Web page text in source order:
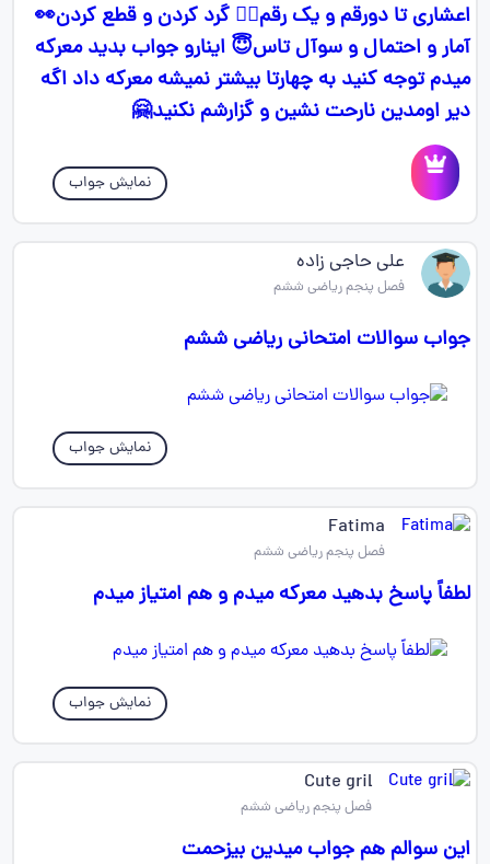
اعشاری تا دورقم و یک رقم😶‍🌫️ گرد کردن و قطع کردن👀
آمار و احتمال و سوآل تاس😇 اینارو جواب بدید معرکه
میدم توجه کنید به چهارتا بیشتر نمیشه معرکه داد اگه
دیر اومدین نارحت نشین و گزارشم نکنید🤗
نمایش جواب
علی حاجی زاده
فصل پنجم ریاضی ششم
جواب سوالات امتحانی ریاضی ششم
نمایش جواب
Fatima
فصل پنجم ریاضی ششم
لطفاً پاسخ بدهید معرکه میدم و هم امتیاز میدم
نمایش جواب
Cute gril
فصل پنجم ریاضی ششم
این سوالم هم جواب میدین بیزحمت